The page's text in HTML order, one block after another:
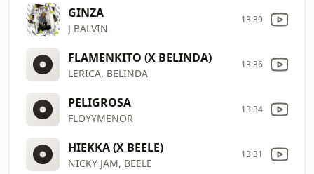
GINZA
J BALVIN
13:39
FLAMENKITO (X BELINDA)
LERICA, BELINDA
13:36
PELIGROSA
FLOYYMENOR
13:34
HIEKKA (X BEELE)
NICKY JAM, BEELE
13:31